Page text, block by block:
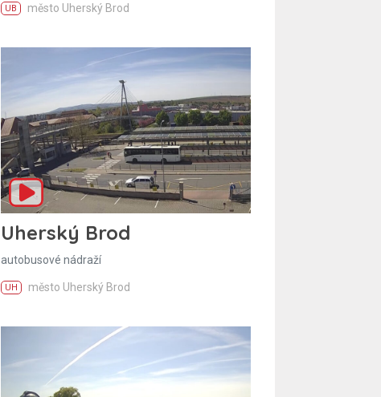
UB město Uherský Brod
Uherský Brod
autobusové nádraží
UH město Uherský Brod